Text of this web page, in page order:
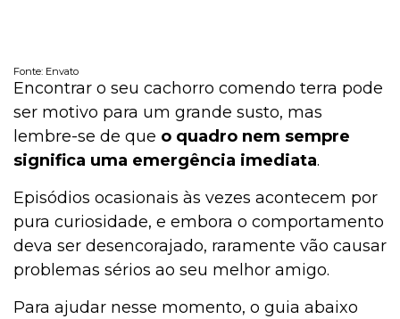
Fonte: Envato
Encontrar o seu cachorro comendo terra pode
ser motivo para um grande susto, mas
lembre-se de que o quadro nem sempre
significa uma emergência imediata.
Episódios ocasionais às vezes acontecem por
pura curiosidade, e embora o comportamento
deva ser desencorajado, raramente vão causar
problemas sérios ao seu melhor amigo.
Para ajudar nesse momento, o guia abaixo